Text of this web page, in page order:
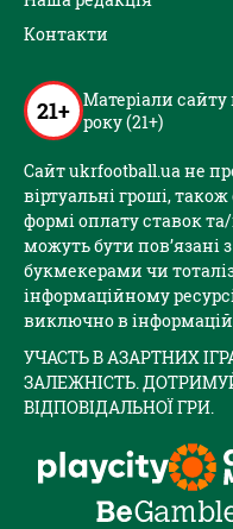
Контакти
21+ Матеріали сайту
року (21+)
Сайт ukrfootball.ua не
віртуальні гроші,
формі оплату ставок
можуть бути пов’язані
букмекерами чи
інформаційному
виключно в
УЧАСТЬ В АЗАРТНИХ
ЗАЛЕЖНІСТЬ.
ВІДПОВІДАЛЬНОЇ ГРИ.